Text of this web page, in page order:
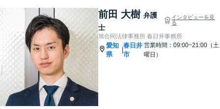
前田 大樹 弁護
士
インタビューを見
る
旭合同法律事務所 春日井事務所
愛知
県
春日井
市
営業時間：09:00~21:00（土
曜日）